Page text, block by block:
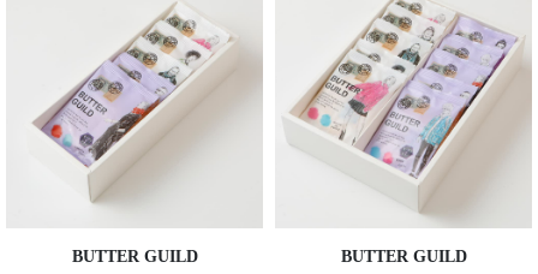
BUTTER GUILD BUTTER GUILD